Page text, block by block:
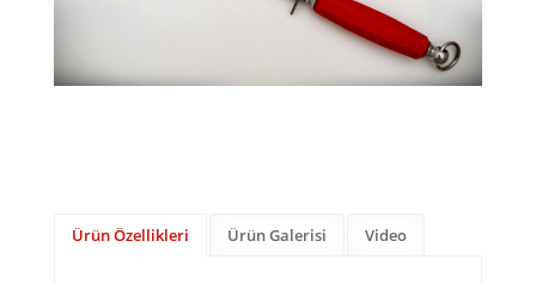
Ürün Özellikleri Ürün Galerisi Video